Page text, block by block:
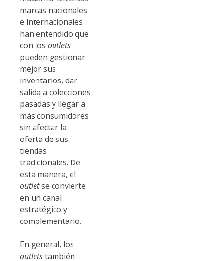
marcas nacionales
e internacionales
han entendido que
con los outlets
pueden gestionar
mejor sus
inventarios, dar
salida a colecciones
pasadas y llegar a
más consumidores
sin afectar la
oferta de sus
tiendas
tradicionales. De
esta manera, el
outletse convierte
en un canal
estratégico y
complementario.
En general, los
outletstambién